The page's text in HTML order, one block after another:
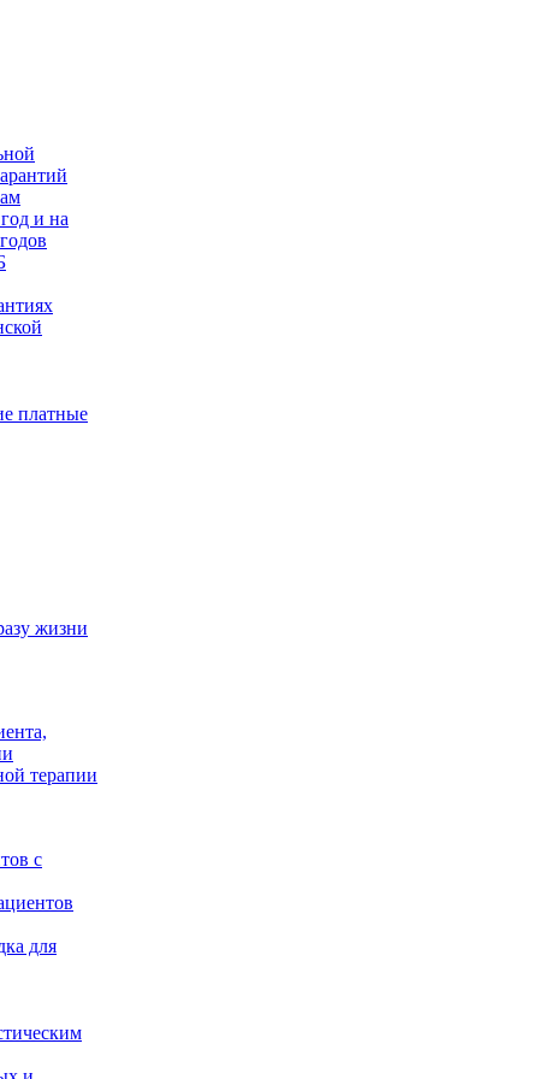
и на
платные
жизни
терапии
с
для